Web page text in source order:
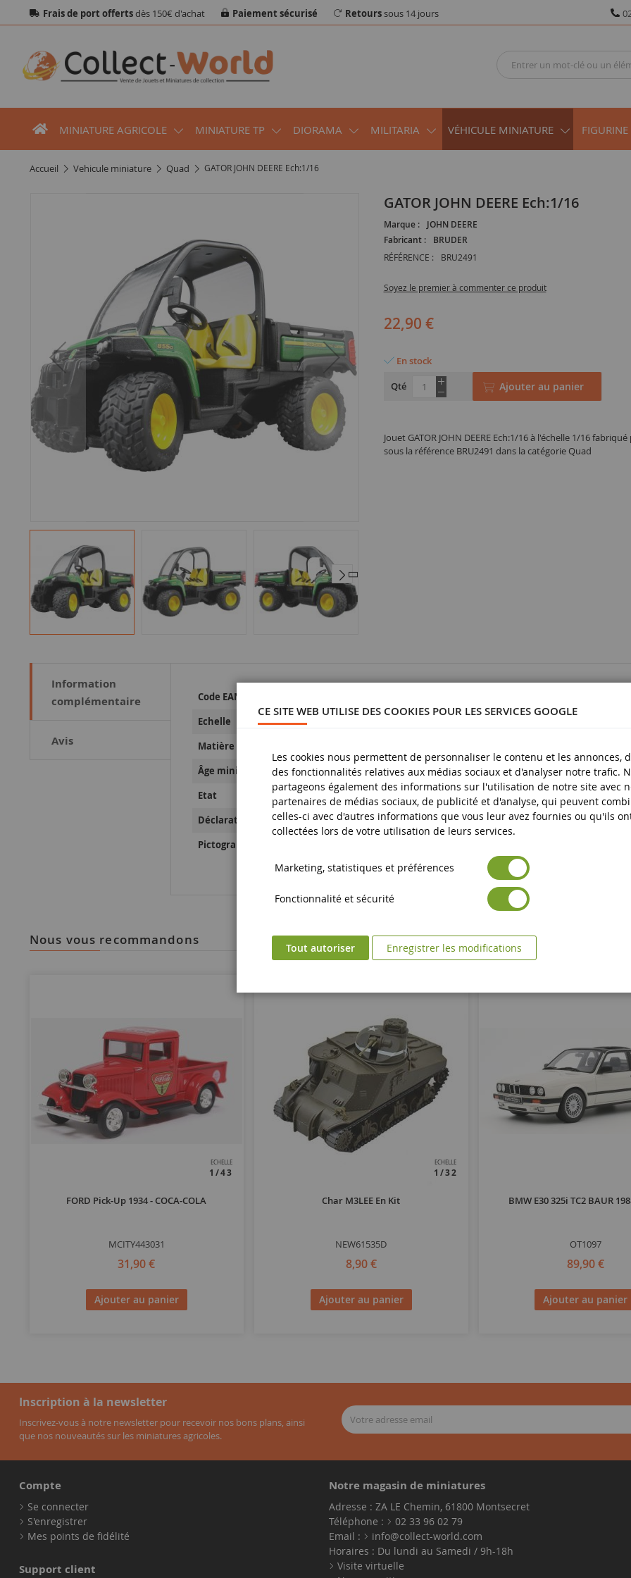
Frais de port offertsdès 150€ d'achat Paiement sécurisé Retourssous 14 jours
MINIATURE AGRICOLE MINIATURE TP DIORAMA MILITARIA VÉHICULE MINIATURE FIGURINE
accueil vehicule miniature quad GATOR JOHN DEERE Ech:1/16
GATOR JOHN DEERE Ech:1/16
Marque :
JOHN DEERE
Fabricant :
BRUDER
RÉFÉRENCE : BRU2491
Soyez le premier à commenter ce produit
22,90 €
En stock
Qté
Ajouter au panier
Jouet GATOR JOHN DEERE Ech:1/16 à l'échelle 1/16 fabriqué
sous la référence BRU2491 dans la catégorie Quad
Information
complémentaire
Avis
d’information
Code EAN
Echelle 1/16
Matière
Âge minimum 3 ans et plus
Etat Neuf
Déclaration de Sécurité des produits Avertissement : ne convient pas aux enfants de moins de 3
Pictogramme de sécurité
nous vous recommandons
ECHELLE
1/43
FORD Pick-Up 1934 - COCA-COLA
MCITY443031
31,90 €
Ajouter au panier
ECHELLE
1/32
Char M3LEE En Kit
NEW61535D
8,90 €
Ajouter au panier
BMW E30 325i TC2 BAUR
OT1097
89,90 €
Ajouter au panier
Inscription à la newsletter
Inscrivez-vous à notre newsletter pour recevoir nos bons plans, ainsi
que nos nouveautés sur les miniatures agricoles.
Compte
Se connecter
S'enregistrer
Mes points de fidélité
Support client
Notre magasin de miniatures
Adresse : ZA LE Chemin, 61800 Montsecret
Téléphone :
02 33 96 02 79
Email :
info@collect-world.com
Horaires : Du lundi au Samedi / 9h-18h
Visite virtuelle
CE SITE WEB UTILISE DES COOKIES POUR LES SERVICES GOOGLE
Les cookies nous permettent de personnaliser le contenu et les annonces,
des fonctionnalités relatives aux médias sociaux et d'analyser notre trafic.
partageons également des informations sur l'utilisation de notre site avec
partenaires de médias sociaux, de publicité et d'analyse, qui peuvent
celles-ci avec d'autres informations que vous leur avez fournies ou qu'ils
collectées lors de votre utilisation de leurs services.
Marketing, statistiques et préférences
Fonctionnalité et sécurité
Tout autoriser Enregistrer les modifications